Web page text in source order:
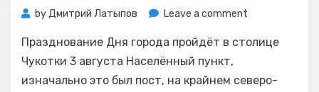
byДмитрий Латыпов Leave a comment
Чукотки
Анадырь,
Празднование Дня города пройдёт в столице
Чукотки 3 августа Населённый пункт,
изначально это был пост, на крайнем северо-